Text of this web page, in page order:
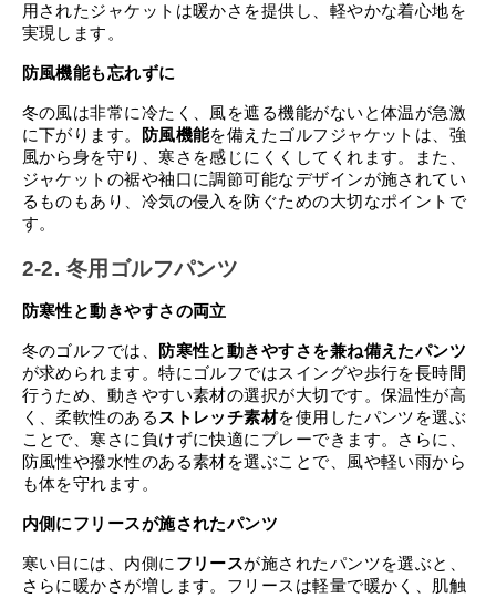
用されたジャケットは暖かさを提供し、軽やかな着心地を
実現します。
防風機能も忘れずに
冬の風は非常に冷たく、風を遮る機能がないと体温が急激
に下がります。
防風機能を備えたゴルフジャケットは、強
風から身を守り、寒さを感じにくくしてくれます。また、
ジャケットの裾や袖口に調節可能なデザインが施されてい
るものもあり、冷気の侵入を防ぐための大切なポイントで
す。
2-2. 冬用ゴルフパンツ
防寒性と動きやすさの両立
冬のゴルフでは、
防寒性と動きやすさを兼ね備えたパンツ
が求められます。特にゴルフではスイングや歩行を長時間
行うため、動きやすい素材の選択が大切です。保温性が高
く、柔軟性のあるストレッチ素材を使用したパンツを選ぶ
ことで、寒さに負けずに快適にプレーできます。さらに、
防風性や撥水性のある素材を選ぶことで、風や軽い雨から
も体を守れます。
内側にフリースが施されたパンツ
寒い日には、内側にフリースが施されたパンツを選ぶと、
さらに暖かさが増します。フリースは軽量で暖かく、肌触